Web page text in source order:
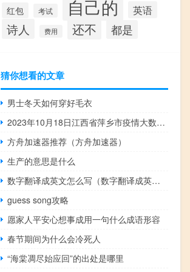
红包 考试 自己的 英语
诗人 费用 还不 都是
猜你想看的文章
男士冬天如何穿好毛衣
2023年10月18日江西省萍乡市疫情大数据-今日/今天疫情全网搜索最新实时消息动态情况通知播报
方舟加速器推荐（方舟加速器）
生产的意思是什么
数字翻译成英文怎么写（数字翻译成英文）
guess song攻略
愿家人平安心想事成用一句什么成语形容
春节期间为什么会冷死人
“海棠凋尽始应回”的出处是哪里